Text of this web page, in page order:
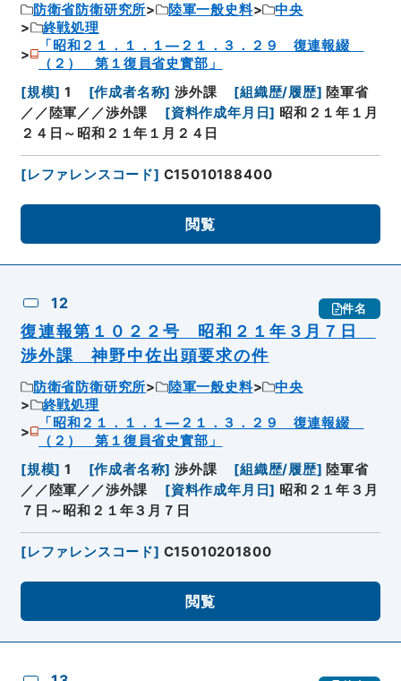
防衛省防衛研究所 陸軍一般史料
中央
終戦処理
「昭和２１．１．１―２１．３．２９ 復連報綴
（２） 第１復員省史實部」
[規模] 1 [作成者名称] 渉外課 [組織歴/履歴] 陸軍省
／／陸軍／／渉外課
[資料作成年月日] 昭和２１年１月
２４日～昭和２１年１月２４日
[レファレンスコード] C15010188400
閲覧
12 件名
復連報第１０２２号 昭和２１年３月７日
渉外課 神野中佐出頭要求の件
防衛省防衛研究所 陸軍一般史料
中央
終戦処理
「昭和２１．１．１―２１．３．２９ 復連報綴
（２） 第１復員省史實部」
[規模] 1 [作成者名称] 渉外課 [組織歴/履歴] 陸軍省
／／陸軍／／渉外課
[資料作成年月日] 昭和２１年３月
７日～昭和２１年３月７日
[レファレンスコード] C15010201800
閲覧